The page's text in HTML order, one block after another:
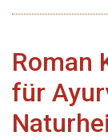
Roman
für